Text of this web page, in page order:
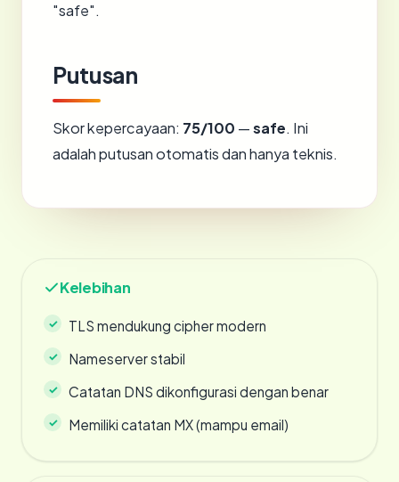
"safe".
Putusan
Skor kepercayaan: 75/100 —safe. Ini
adalah putusan otomatis dan hanya teknis.
Kelebihan
TLS mendukung cipher modern
Nameserver stabil
Catatan DNS dikonfigurasi dengan benar
Memiliki catatan MX (mampu email)